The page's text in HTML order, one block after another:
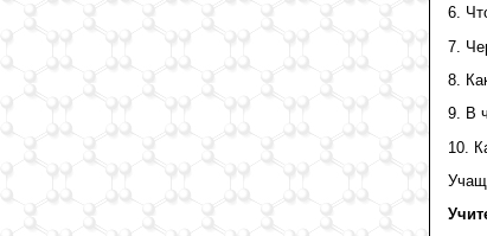
6.
7.
8.
9. В
10.